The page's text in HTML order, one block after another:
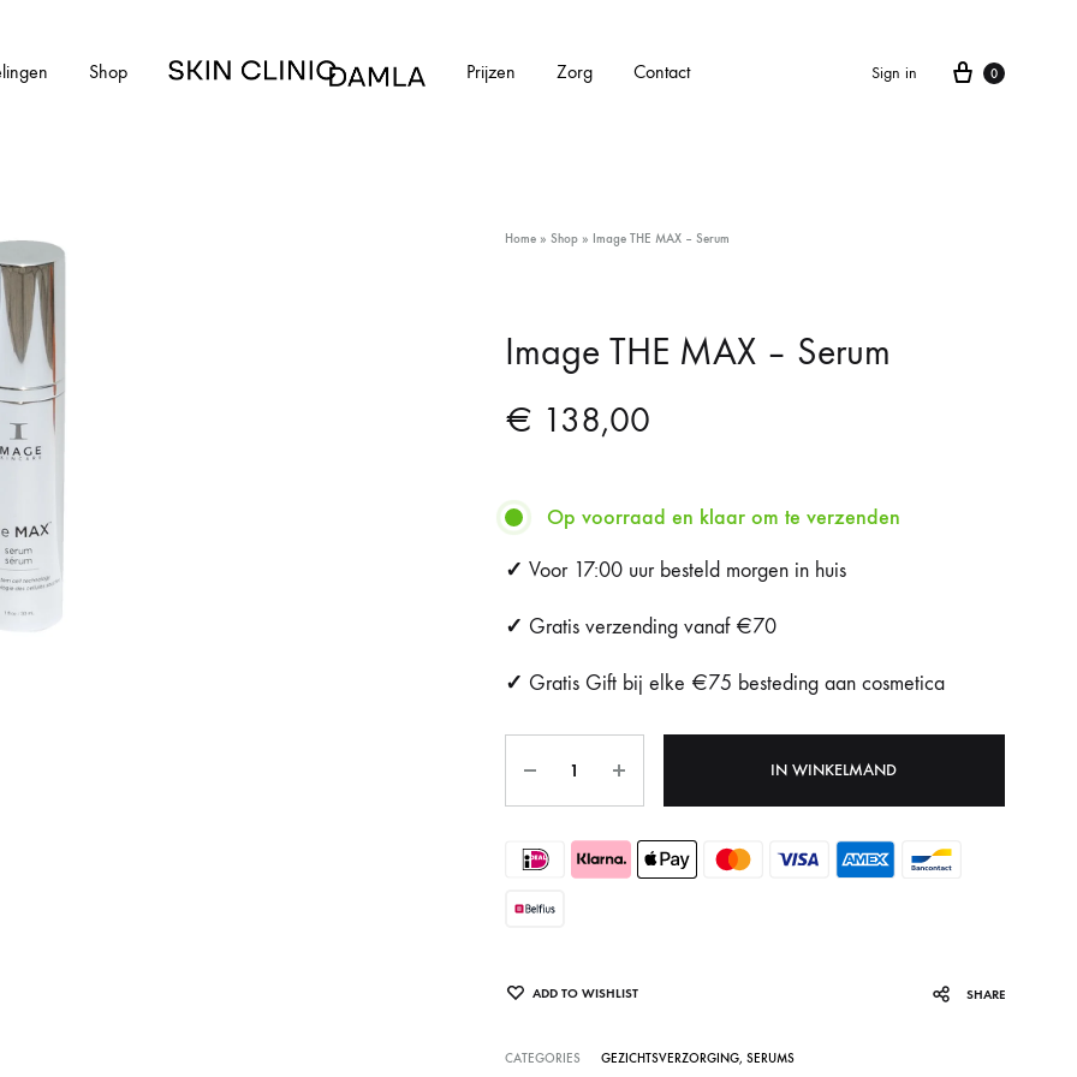
en schimmelnagels Carbonlaser
Eve M huidscan (Meitu huidscan)
Fotona Dynamis NX
Gentle Max Pro
Hydrafacial Syndeo
LPG Endermologie
Tixel
Shop Prijzen Zorg Contact Sign in Cart
0
Home» Shop» Image THE MAX – Serum
Image THE MAX – Serum
€ 138,00
Op voorraad en klaar om te verzenden
✓ Voor 17:00 uur besteld morgen in huis
✓ Gratis verzending vanaf €70
✓ Gratis Gift bij elke €75 besteding aan cosmetica
IN WINKELMAND
ADD TO WISHLIST SHARE
CATEGORIES GEZICHTSVERZORGING, SERUMS